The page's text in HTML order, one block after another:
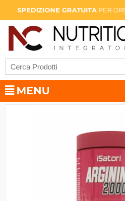
SPEDIZIONE GRATUITAPER
MENU